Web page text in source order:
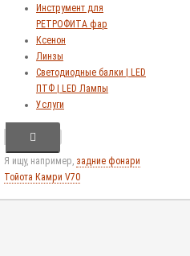
Инструмент для
РЕТРОФИТА фар
Ксенон
Линзы
Светодиодные балки | LED
ПТФ | LED Лампы
Услуги
Я ищу, например, задние фонари
Тойота Камри V70